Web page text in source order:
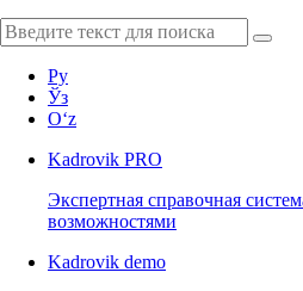
Ру
Ўз
Oʻz
Kadrovik PRO
Экспертная справочная
возможностями
Kadrovik demo